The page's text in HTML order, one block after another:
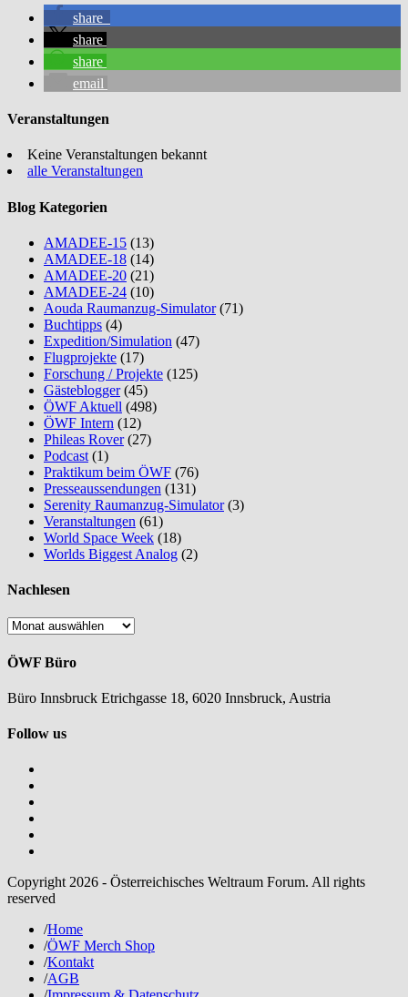
share
share
share
email
Veranstaltungen
Keine Veranstaltungen bekannt
alle Veranstaltungen
Blog Kategorien
AMADEE-15 (13)
AMADEE-18 (14)
AMADEE-20 (21)
AMADEE-24 (10)
Aouda Raumanzug-Simulator(71)
Buchtipps (4)
Expedition/Simulation (47)
Flugprojekte (17)
Forschung / Projekte (125)
Gästeblogger(45)
ÖWF Aktuell (498)
ÖWF Intern (12)
Phileas Rover(27)
Podcast (1)
Praktikum beim ÖWF (76)
Presseaussendungen (131)
Serenity Raumanzug-Simulator(3)
Veranstaltungen (61)
World Space Week (18)
Worlds Biggest Analog (2)
Nachlesen
Nachlesen
ÖWF Büro
Büro Innsbruck Etrichgasse 18, 6020 Innsbruck, Austria
Follow us
Copyright 2026 - Österreichisches Weltraum Forum. All rights
reserved
/Home
/ÖWF Merch Shop
/Kontakt
/AGB